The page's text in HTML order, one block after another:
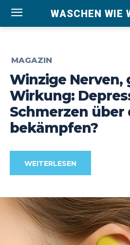
WASCHEN WIE
MAGAZIN
Winzige Nerven,
Wirkung:
Schmerzen über
bekämpfen?
WEITERLESEN